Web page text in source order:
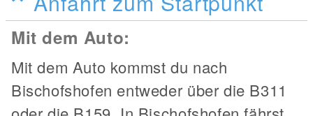
Mit dem Auto:
Mit dem Auto kommst du nach
Bischofshofen entweder über die B311